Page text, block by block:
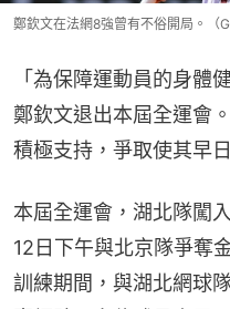
鄭欽文在法網8強曾有不俗開局。（
「為保障運動員的身體
鄭欽文退出本屆全運會
積極支持，爭取使其早
本屆全運會，湖北隊闖
12日下午與北京隊爭奪
訓練期間，與湖北網球